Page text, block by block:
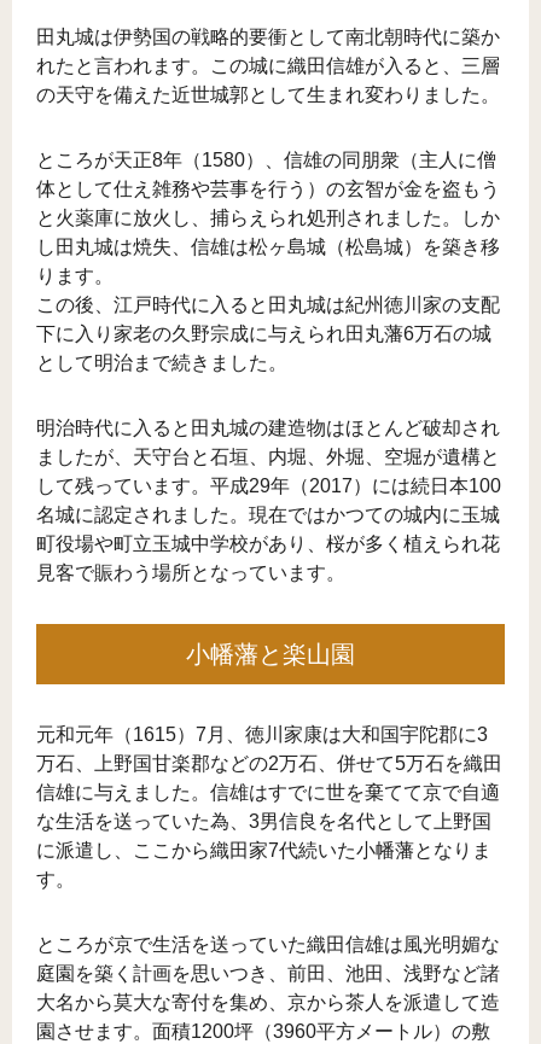
田丸城は伊勢国の戦略的要衝として南北朝時代に築か
れたと言われます。この城に織田信雄が入ると、三層
の天守を備えた近世城郭として生まれ変わりました。
ところが天正8年（1580）、信雄の同朋衆（主人に僧
体として仕え雑務や芸事を行う）の玄智が金を盗もう
と火薬庫に放火し、捕らえられ処刑されました。しか
し田丸城は焼失、信雄は松ヶ島城（松島城）を築き移
ります。
この後、江戸時代に入ると田丸城は紀州徳川家の支配
下に入り家老の久野宗成に与えられ田丸藩6万石の城
として明治まで続きました。
明治時代に入ると田丸城の建造物はほとんど破却され
ましたが、天守台と石垣、内堀、外堀、空堀が遺構と
して残っています。平成29年（2017）には続日本100
名城に認定されました。現在ではかつての城内に玉城
町役場や町立玉城中学校があり、桜が多く植えられ花
見客で賑わう場所となっています。
小幡藩と楽山園
元和元年（1615）7月、徳川家康は大和国宇陀郡に3
万石、上野国甘楽郡などの2万石、併せて5万石を織田
信雄に与えました。信雄はすでに世を棄てて京で自適
な生活を送っていた為、3男信良を名代として上野国
に派遣し、ここから織田家7代続いた小幡藩となりま
す。
ところが京で生活を送っていた織田信雄は風光明媚な
庭園を築く計画を思いつき、前田、池田、浅野など諸
大名から莫大な寄付を集め、京から茶人を派遣して造
園させます。面積1200坪（3960平方メートル）の敷